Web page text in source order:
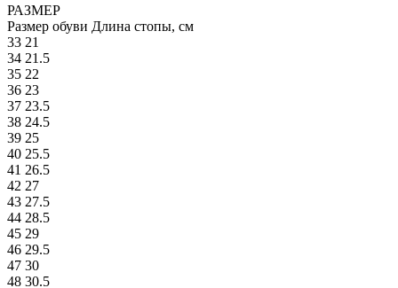
РАЗМЕР
Размер обуви Длина стопы, см
33 21
34 21.5
35 22
36 23
37 23.5
38 24.5
39 25
40 25.5
41 26.5
42 27
43 27.5
44 28.5
45 29
46 29.5
47 30
48 30.5